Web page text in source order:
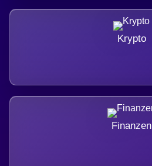
Krypto
Finanzen